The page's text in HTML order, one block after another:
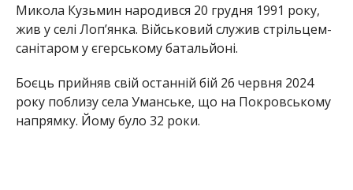
Микола Кузьмин народився 20 грудня 1991 року,
жив у селі Лоп’янка. Військовий служив стрільцем-
санітаром у єгерському батальйоні.
Боєць прийняв свій останній бій 26 червня 2024
року поблизу села Уманське, що на Покровському
напрямку. Йому було 32 роки.